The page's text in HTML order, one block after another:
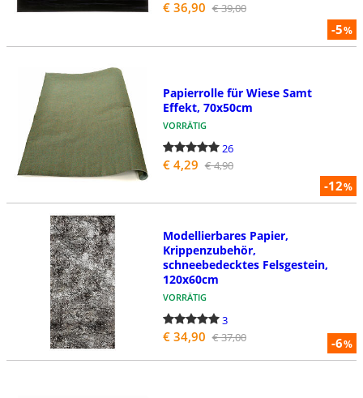
-5%
€ 36,90 € 39,00
-12%
Papierrolle für Wiese Samt
Effekt, 70x50cm
VORRÄTIG
26
€ 4,29 € 4,90
-6%
Modellierbares Papier,
Krippenzubehör,
schneebedecktes Felsgestein,
120x60cm
VORRÄTIG
3
€ 34,90 € 37,00